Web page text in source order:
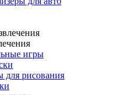
игры
для рисования